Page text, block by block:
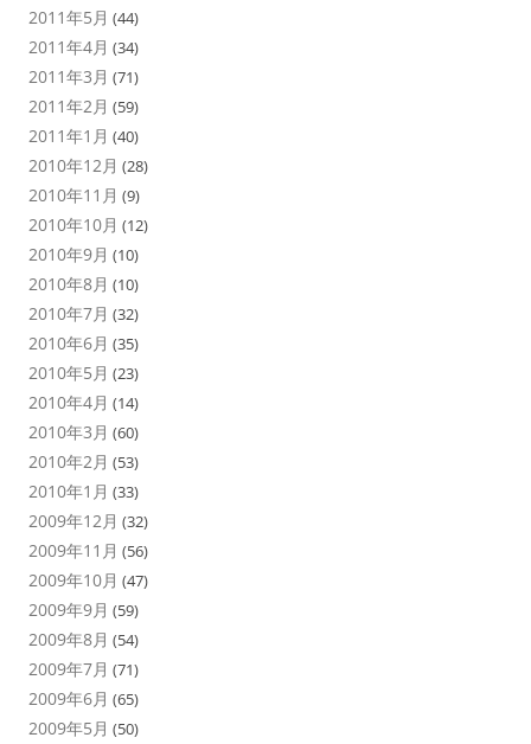
2011年5月 (44)
2011年4月 (34)
2011年3月 (71)
2011年2月 (59)
2011年1月 (40)
2010年12月 (28)
2010年11月 (9)
2010年10月 (12)
2010年9月 (10)
2010年8月 (10)
2010年7月 (32)
2010年6月 (35)
2010年5月 (23)
2010年4月 (14)
2010年3月 (60)
2010年2月 (53)
2010年1月 (33)
2009年12月 (32)
2009年11月 (56)
2009年10月 (47)
2009年9月 (59)
2009年8月 (54)
2009年7月 (71)
2009年6月 (65)
2009年5月 (50)